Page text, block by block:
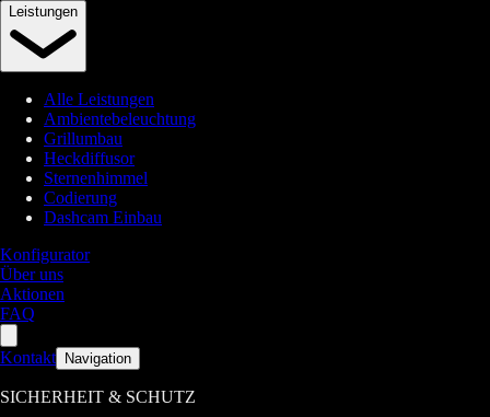
Leistungen
Alle Leistungen
Ambientebeleuchtung
Grillumbau
Heckdiffusor
Sternenhimmel
Codierung
Dashcam Einbau
Konfigurator
Über uns
Aktionen
FAQ
Kontakt Navigation
SICHERHEIT & SCHUTZ